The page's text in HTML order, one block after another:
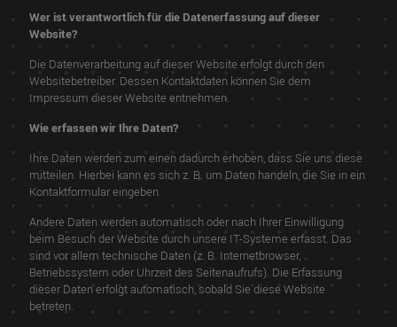
Wer ist verantwortlich für die Datenerfassung auf dieser
Website?
Die Datenverarbeitung auf dieser Website erfolgt durch den
Websitebetreiber. Dessen Kontaktdaten können Sie dem
Impressum dieser Website entnehmen.
Wie erfassen wir Ihre Daten?
Ihre Daten werden zum einen dadurch erhoben, dass Sie uns diese
mitteilen. Hierbei kann es sich z. B. um Daten handeln, die Sie in ein
Kontaktformular eingeben.
Andere Daten werden automatisch oder nach Ihrer Einwilligung
beim Besuch der Website durch unsere IT-Systeme erfasst. Das
sind vor allem technische Daten (z. B. Internetbrowser,
Betriebssystem oder Uhrzeit des Seitenaufrufs). Die Erfassung
dieser Daten erfolgt automatisch, sobald Sie diese Website
betreten.